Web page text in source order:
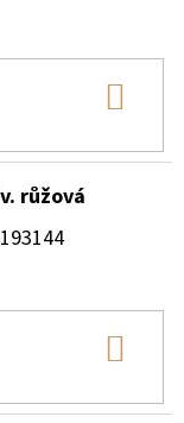
růžová